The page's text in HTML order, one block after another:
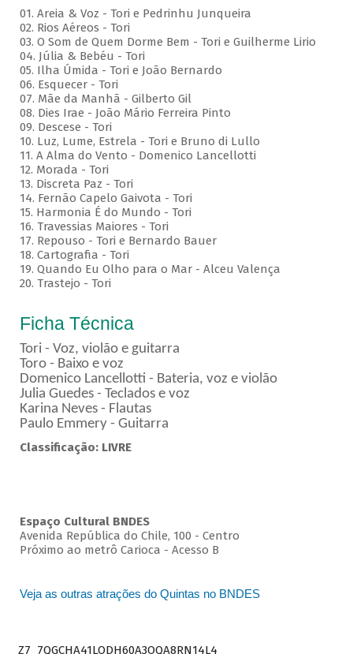
01. Areia & Voz - Tori e Pedrinhu Junqueira
02. ⁠Rios Aéreos - Tori
03. O Som de Quem Dorme Bem - Tori e Guilherme Lirio
04. Júlia & Bebéu - Tori
05. Ilha Úmida - Tori e João Bernardo
06. Esquecer - Tori
07. Mãe da Manhã - Gilberto Gil
08. Dies Irae - João Mário Ferreira Pinto
09. Descese - Tori
10. Luz, Lume, Estrela - Tori e Bruno di Lullo
11. A Alma do Vento - Domenico Lancellotti
12. Morada - Tori
13. Discreta Paz - Tori
14. Fernão Capelo Gaivota - Tori
15. Harmonia É do Mundo - Tori
16. Travessias Maiores - Tori
17. Repouso - Tori e Bernardo Bauer
⁠18. Cartografia - Tori
19. Quando Eu Olho para o Mar - Alceu Valença
20. Trastejo - Tori
Ficha Técnica
Tori - Voz, violão e guitarra
Toro - Baixo e voz
Domenico Lancellotti - Bateria, voz e violão
Julia Guedes - Teclados e voz
Karina Neves - Flautas
Paulo Emmery - Guitarra
Classificação: LIVRE
Espaço Cultural BNDES
Avenida República do Chile, 100 - Centro
Próximo ao metrô Carioca - Acesso B
Veja as outras atrações do Quintas no BNDES
Z7_7QGCHA41LODH60A3OQA8RN14L4